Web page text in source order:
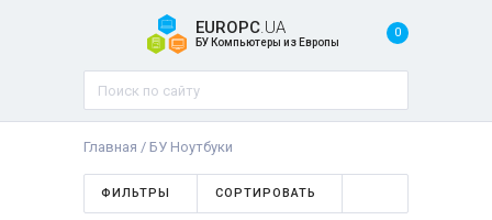
EUROPC.UA
БУ Компьютеры из Европы
0
Главная / БУ Ноутбуки
ФИЛЬТРЫ СОРТИРОВАТЬ